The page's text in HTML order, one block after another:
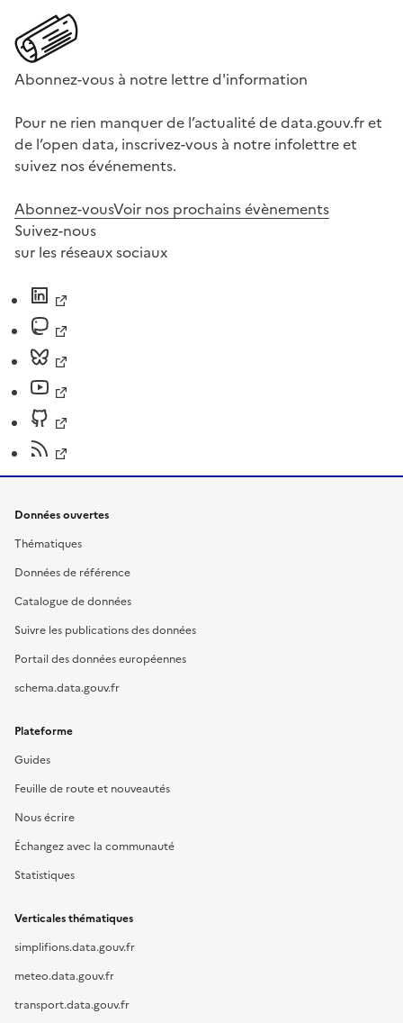
Abonnez-vous à notre lettre d'information
Pour ne rien manquer de l’actualité de data.gouv.fr et
de l’open data, inscrivez-vous à notre infolettre et
suivez nos événements.
Abonnez-vousVoir nos prochains évènements
Suivez-nous
sur les réseaux sociaux
Données ouvertes
Thématiques
Données de référence
Catalogue de données
Suivre les publications des données
Portail des données européennes
schema.data.gouv.fr
Plateforme
Guides
Feuille de route et nouveautés
Nous écrire
Échangez avec la communauté
Statistiques
Verticales thématiques
simplifions.data.gouv.fr
meteo.data.gouv.fr
transport.data.gouv.fr